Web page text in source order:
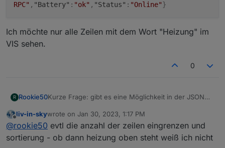
RPC" , "Battery" : "ok" , "Status" : "Online"}
Ich möchte nur alle Zeilen mit dem Wort "Heizung" im
VIS sehen.
0
R Rookie50Kurze Frage: gibt es eine Möglichkeit in der JSON
Inhalt oder Teilinhalt haben? Also direkt im VIS-
WIDGET ohne Umweg über ein JS.
z.B. aus dem Device-Watcher Adapter
Offline
liv-in-skywrote on Jan 30, 2023, 1:17 PM
last edited by
@rookie50 evtl die anzahl der zeilen eingrenzen und
sortierung - ob dann heizung oben steht weiß ich nicht